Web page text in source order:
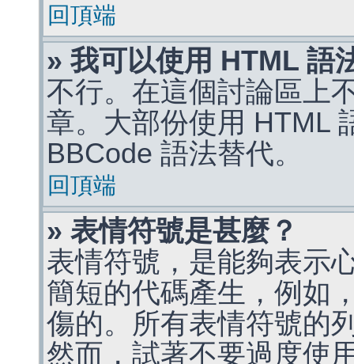
回頂端
» 我可以使用 HTML 語
不行。在這個討論區上
章。大部份使用 HTML
BBCode 語法替代。
回頂端
» 表情符號是甚麼？
表情符號，是能夠表示
簡短的代碼產生，例如
傷的。所有表情符號的
然而，試著不要過度使